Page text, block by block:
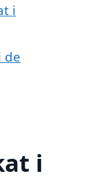
i
de
i